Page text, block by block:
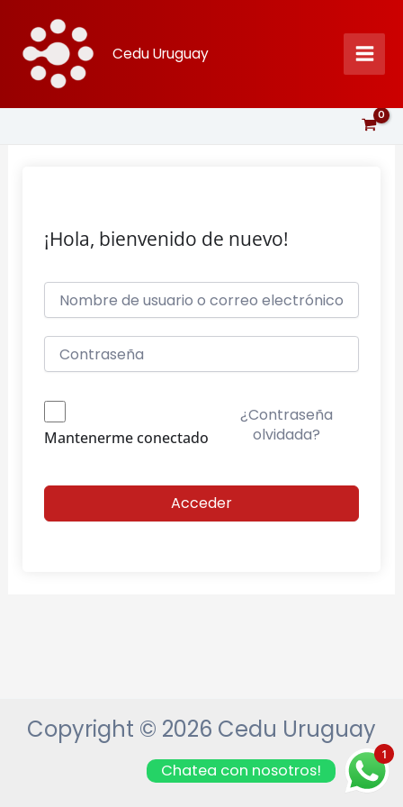
contenido
Cedu Uruguay
¡Hola, bienvenido de nuevo!
Mantenerme conectado
¿Contraseña
olvidada?
Acceder
Copyright © 2026 Cedu Uruguay
1
Chatea con nosotros!